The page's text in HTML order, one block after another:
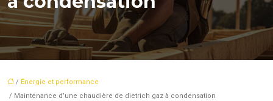
/ Énergie et performance
/ Maintenance d’une chaudière de dietrich gaz à condensation